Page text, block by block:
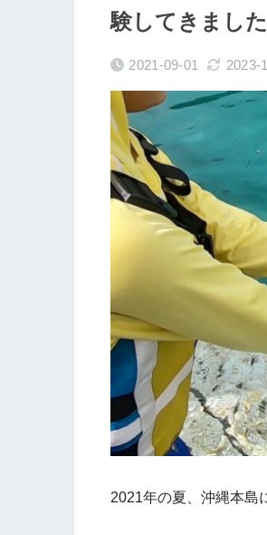
験してきました
2021-09-01 2023-
2021年の夏、沖縄本島